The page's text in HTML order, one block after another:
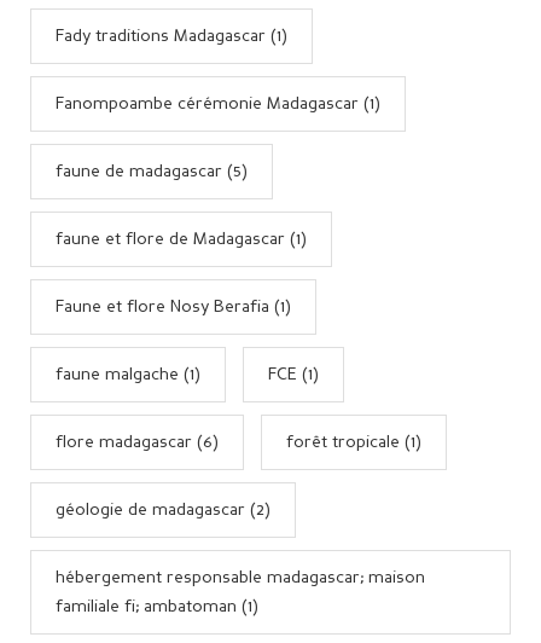
Fady traditions Madagascar (1)
Fanompoambe cérémonie Madagascar (1)
faune de madagascar (5)
faune et flore de Madagascar (1)
Faune et flore Nosy Berafia (1)
faune malgache (1) FCE (1)
flore madagascar (6) forêt tropicale (1)
géologie de madagascar (2)
hébergement responsable madagascar; maison
familiale fi; ambatoman (1)